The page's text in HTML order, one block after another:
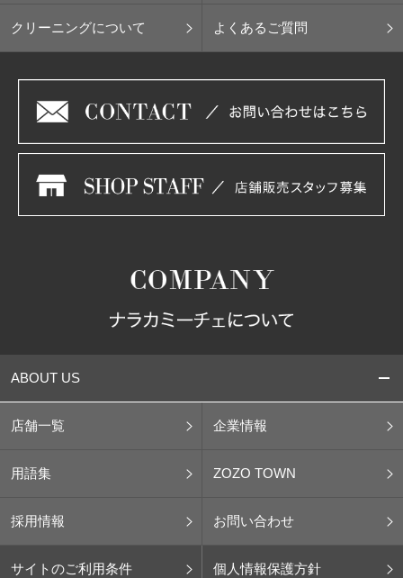
クリーニングについて よくあるご質問
ABOUT US
店舗一覧 企業情報
用語集 ZOZO TOWN
採用情報 お問い合わせ
サイトのご利用条件 個人情報保護方針